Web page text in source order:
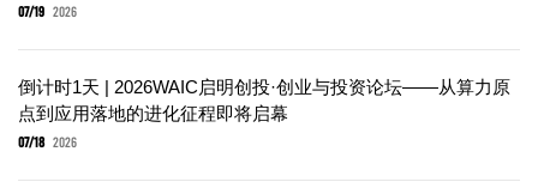
07/19 2026
倒计时1天 | 2026WAIC启明创投·创业与投资论坛——从算力原
点到应用落地的进化征程即将启幕
07/18 2026